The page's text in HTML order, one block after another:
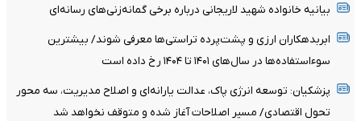
بیانیه خانواده شهید لاریجانی درباره برخی گمانه‌زنی‌های رسانه‌ای
ابربدهکاران ارزی و پشت‌پرده تراستی‌ها معرفی شوند/ بیشترین
سوءاستفاده‌ها در سال‌های ۱۴۰۱ تا ۱۴۰۴ رخ داده است
پزشکیان: توسعه انرژی پاک، عدالت یارانه‌ای و اصلاح مدیریت، سه محور
تحول اقتصادی/ مسیر اصلاحات آغاز شده و متوقف نخواهد شد